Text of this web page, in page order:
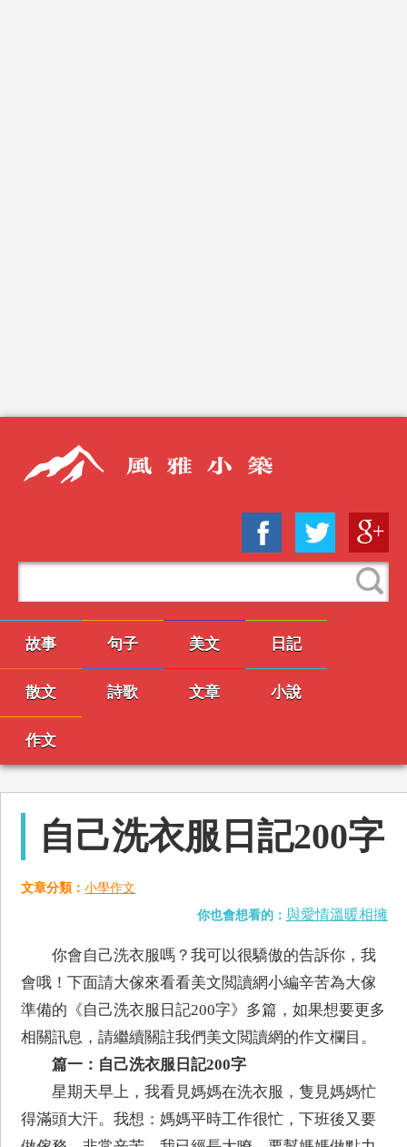
故事 句子 美文 日記
散文 詩歌 文章 小說
作文
自己洗衣服日記200字
文章分類：小學作文
你也會想看的： 與愛情溫暖相擁
你會自己洗衣服嗎？我可以很驕傲的告訴你，我
會哦！下面請大傢來看看美文閲讀網小編辛苦為大傢
準備的《自己洗衣服日記200字》多篇，如果想要更多
相關訊息，請繼續關註我們美文閲讀網的作文欄目。
篇一：自己洗衣服日記200字
星期天早上，我看見媽媽在洗衣服，隻見媽媽忙
得滿頭大汗。我想：媽媽平時工作很忙，下班後又要